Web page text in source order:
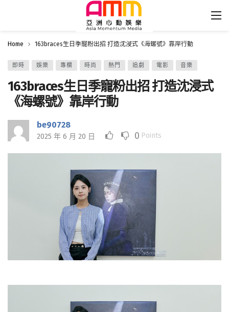
Home 163braces生日季寵粉出招 打造沈浸式《海螺號》靠岸行動
即時 娛樂 專欄 時尚 熱門 追劇 電影 音樂
163braces生日季寵粉出招 打造沈浸式
《海螺號》靠岸行動
be90728
2025 年 6 月 20 日 0 Points